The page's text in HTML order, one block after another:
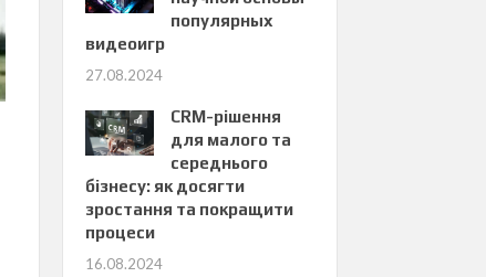
популярных
видеоигр
27.08.2024
CRM-рішення
для малого та
середнього
бізнесу: як досягти
зростання та покращити
процеси
16.08.2024